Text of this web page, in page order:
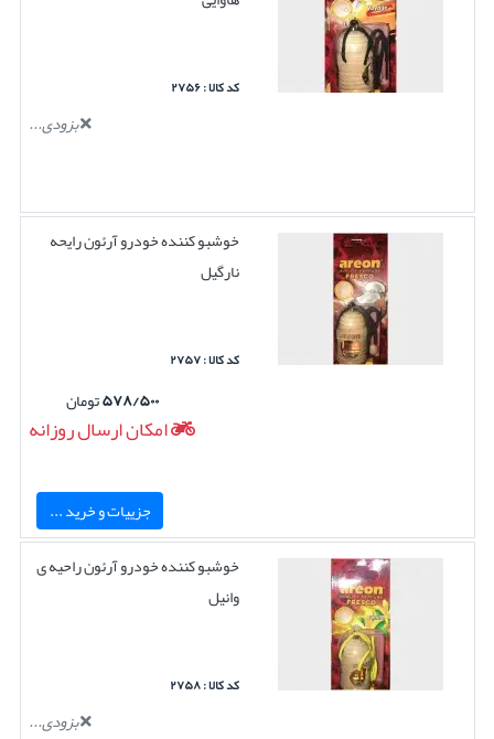
کد کالا : ۲۷۵۶
بزودی...
خوشبو کننده خودرو آرئون رایحه
نارگیل
کد کالا : ۲۷۵۷
۵۷۸/۵۰۰تومان
امکان ارسال روزانه
جزییات و خرید ...
خوشبو کننده خودرو آرئون راحیه ی
وانیل
کد کالا : ۲۷۵۸
بزودی...